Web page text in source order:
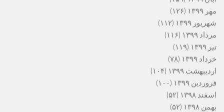
مهر ۱۳۹۹
(۱۲۶)
شهریور ۱۳۹۹
(۱۱۲)
مرداد ۱۳۹۹
(۱۱۶)
تیر ۱۳۹۹
(۱۱۹)
خرداد ۱۳۹۹
(۷۸)
اردیبهشت ۱۳۹۹
(۱۰۴)
فروردین ۱۳۹۹
(۱۰۰)
اسفند ۱۳۹۸
(۵۲)
بهمن ۱۳۹۸
(۵۲)